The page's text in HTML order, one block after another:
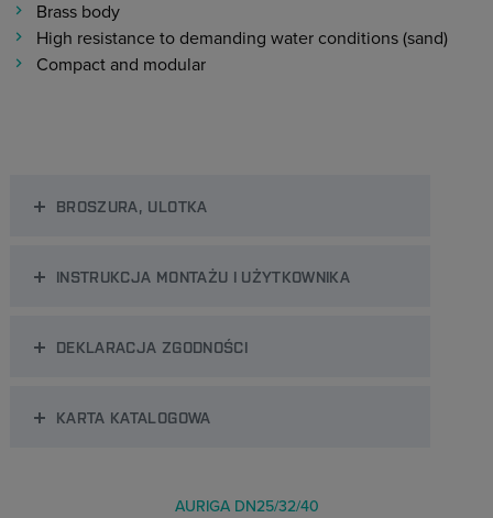
Brass body
High resistance to demanding water conditions (sand)
Compact and modular
BROSZURA, ULOTKA
INSTRUKCJA MONTAŻU I UŻYTKOWNIKA
DEKLARACJA ZGODNOŚCI
KARTA KATALOGOWA
AURIGA DN25/32/40